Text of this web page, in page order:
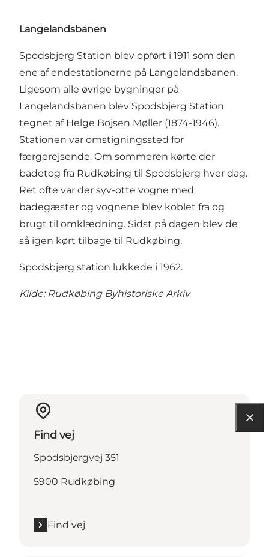
Langelandsbanen
Spodsbjerg Station blev opført i 1911 som den
ene af endestationerne på Langelandsbanen.
Ligesom alle øvrige bygninger på
Langelandsbanen blev Spodsbjerg Station
tegnet af Helge Bojsen Møller (1874-1946).
Stationen var omstigningssted for
færgerejsende. Om sommeren kørte der
badetog fra Rudkøbing til Spodsbjerg hver dag.
Ret ofte var der syv-otte vogne med
badegæster og vognene blev koblet fra og
brugt til omklædning. Sidst på dagen blev de
så igen kørt tilbage til Rudkøbing.
Spodsbjerg station lukkede i 1962.
Kilde: Rudkøbing Byhistoriske Arkiv
Find vej
Spodsbjergvej 351
5900 Rudkøbing
Find vej